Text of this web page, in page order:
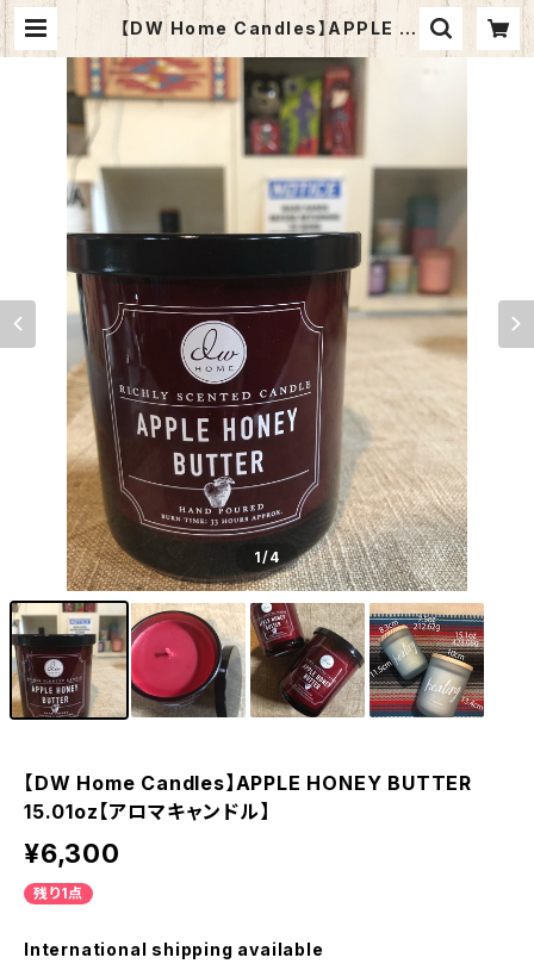
【DW Home Candles】APPLE H
ONEY BUTTER 15.01oz【アロマキ
ャンドル】 | NEWPORT
1/4
【DW Home Candles】APPLE HONEY BUTTER
15.01oz【アロマキャンドル】
¥6,300
残り1点
International shipping available